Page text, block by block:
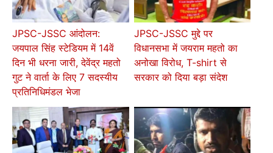
JPSC-JSSC आंदोलन:
जयपाल सिंह स्टेडियम में 14वें
दिन भी धरना जारी, देवेंद्र महतो
गुट ने वार्ता के लिए 7 सदस्यीय
प्रतिनिधिमंडल भेजा
JPSC-JSSC मुद्दे पर
विधानसभा में जयराम महतो का
अनोखा विरोध, T-shirt से
सरकार को दिया बड़ा संदेश